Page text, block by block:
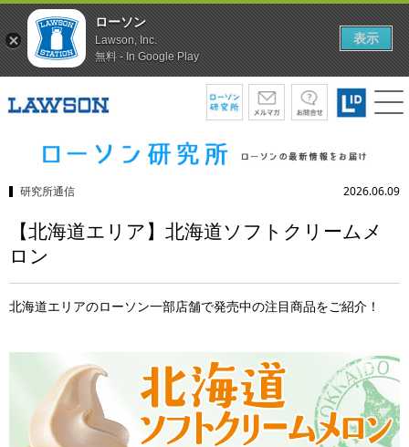
研究所通信 2026.06.09
【北海道エリア】北海道ソフトクリームメ
ロン
北海道エリアのローソン一部店舗で発売中の注目商品をご紹介！
ローソン
Lawson, Inc.
無料 - In Google Play
表示